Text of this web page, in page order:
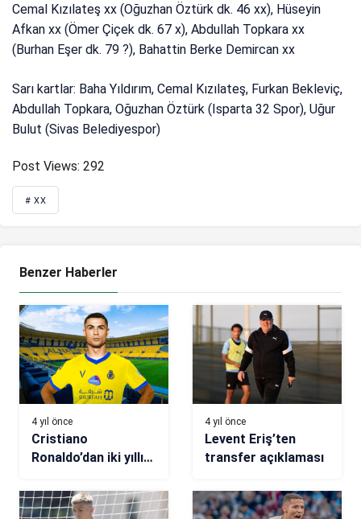
Cemal Kızılateş xx (Oğuzhan Öztürk dk. 46 xx), Hüseyin
Afkan xx (Ömer Çiçek dk. 67 x), Abdullah Topkara xx
(Burhan Eşer dk. 79 ?), Bahattin Berke Demircan xx
Sarı kartlar: Baha Yıldırım, Cemal Kızılateş, Furkan Bekleviç,
Abdullah Topkara, Oğuzhan Öztürk (Isparta 32 Spor), Uğur
Bulut (Sivas Belediyespor)
Post Views: 292
# XX
Benzer Haberler
4 yıl önce
Cristiano
Ronaldo’dan iki yıllık
4 yıl önce
Levent Eriş’ten
transfer açıklaması